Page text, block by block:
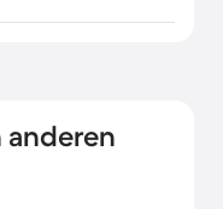
anderen